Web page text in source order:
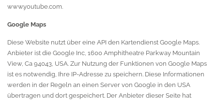
www.youtube.com.
Google Maps
Diese Website nutzt über eine API den Kartendienst Google Maps.
Anbieter ist die Google Inc, 1600 Amphitheatre Parkway Mountain
View, Ca 94043, USA. Zur Nutzung der Funktionen von Google Maps
ist es notwendig, Ihre IP-Adresse zu speichern. Diese Informationen
werden in der Regeln an einen Server von Google in den USA
übertragen und dort gespeichert. Der Anbieter dieser Seite hat